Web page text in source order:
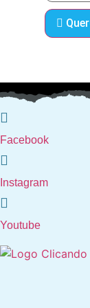
Facebook
Instagram
Youtube